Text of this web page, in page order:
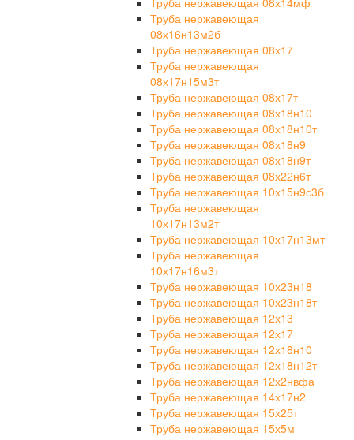
Труба нержавеющая
08х16н13м2б
Труба нержавеющая 08х17
Труба нержавеющая
08х17н15м3т
Труба нержавеющая 08х17т
Труба нержавеющая 08х18н10
Труба нержавеющая 08х18н10т
Труба нержавеющая 08х18н9
Труба нержавеющая 08х18н9т
Труба нержавеющая 08х22н6т
Труба нержавеющая 10х15н9с3б
Труба нержавеющая
10х17н13м2т
Труба нержавеющая 10х17н13мт
Труба нержавеющая
10х17н16м3т
Труба нержавеющая 10х23н18
Труба нержавеющая 10х23н18т
Труба нержавеющая 12х13
Труба нержавеющая 12х17
Труба нержавеющая 12х18н10
Труба нержавеющая 12х18н12т
Труба нержавеющая 12х2нвфа
Труба нержавеющая 14х17н2
Труба нержавеющая 15х25т
Труба нержавеющая 15х5м